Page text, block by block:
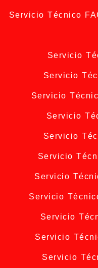
Servicio Técnico
Servicio
Servicio
Servicio
Servicio
Servicio
Servicio
Servicio
Servicio
Servicio
Servicio
Servicio